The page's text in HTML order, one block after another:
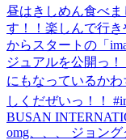
昼はきしめん食べ
す！！楽しんで行き
からスタートの「
ジュアルを公開っ
にもなっているか
しくだぜいっ！！
BUSAN
omg、、、 ジョン